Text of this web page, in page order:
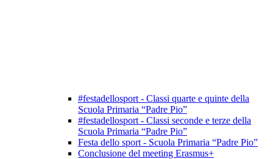
#festadellosport - Classi quarte e quinte della
Scuola Primaria “Padre Pio”
#festadellosport - Classi seconde e terze della
Scuola Primaria “Padre Pio”
Festa dello sport - Scuola Primaria “Padre Pio”
Conclusione del meeting Erasmus+